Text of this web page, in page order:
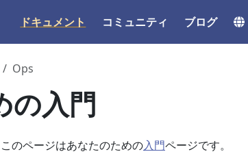
ドキュメント コミュニティ ブログ
Ops
の入門
のページはあなたのための入門ページです。